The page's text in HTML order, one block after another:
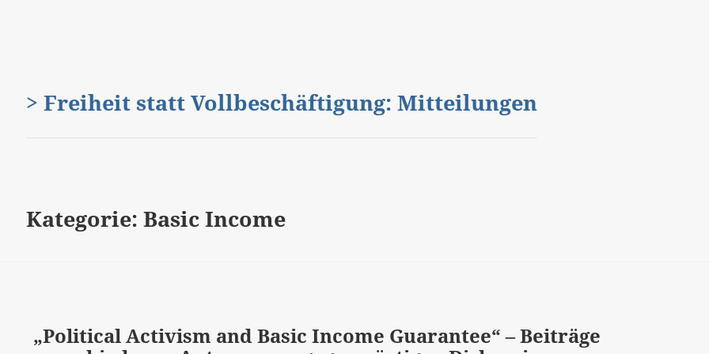
> Freiheit statt Vollbeschäftigung: Mitteilungen
Kategorie:Basic Income
„Political Activism and Basic Income Guarantee“ – Beiträge